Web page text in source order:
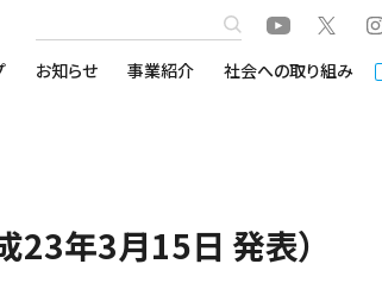
お知らせ 事業紹介 社会への取り組み
23年3月15日 発表）